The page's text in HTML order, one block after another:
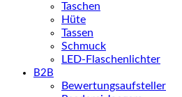
Taschen
Hüte
Tassen
Schmuck
LED-Flaschenlichter
B2B
Bewertungsaufsteller